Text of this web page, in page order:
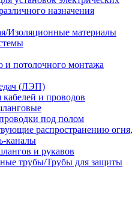
назначения
Изоляционные материалы
и потолочного монтажа
(ЛЭП)
и проводов
под полом
распространению огня,
каналы
и рукавов
трубы/Трубы для защиты